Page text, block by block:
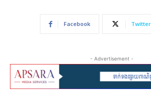
Facebook Twitter
- Advertisement -